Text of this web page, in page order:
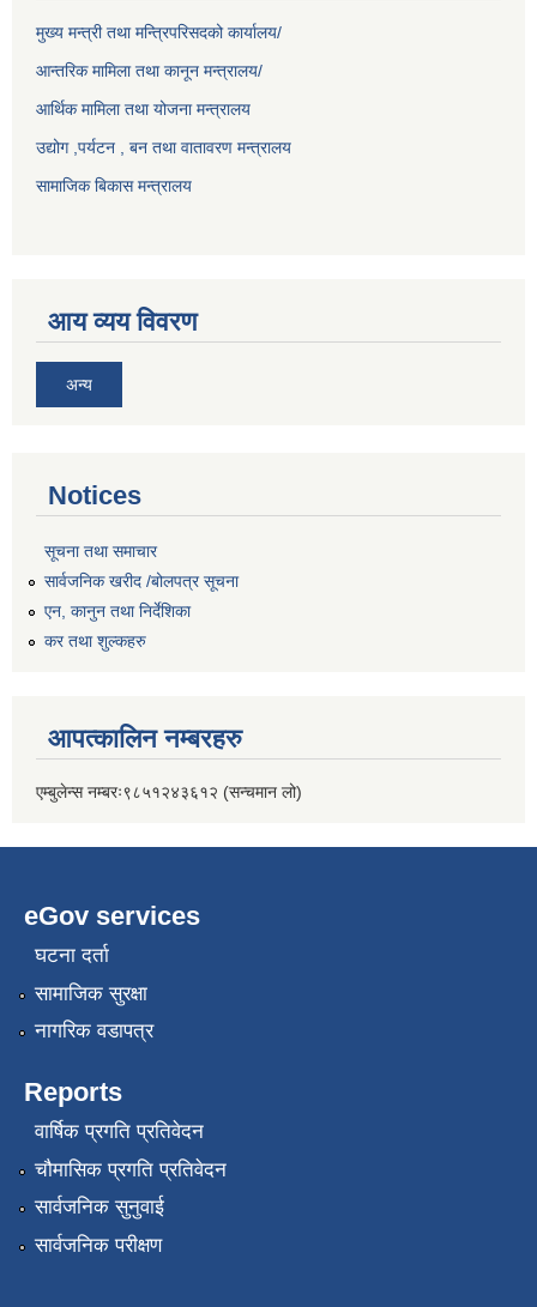
मुख्य मन्त्री तथा मन्त्रिपरिसदको कार्यालय/
आन्तरिक मामिला तथा कानून मन्त्रालय/
आर्थिक मामिला तथा योजना मन्त्रालय
उद्योग ,पर्यटन , बन तथा वातावरण मन्त्रालय
सामाजिक बिकास मन्त्रालय
आय व्यय विवरण
अन्य
Notices
सूचना तथा समाचार
सार्वजनिक खरीद /बोलपत्र सूचना
एन, कानुन तथा निर्देशिका
कर तथा शुल्कहरु
आपत्कालिन नम्बरहरु
एम्बुलेन्स नम्बरः९८५१२४३६१२ (सन्चमान लो)
eGov services
घटना दर्ता
सामाजिक सुरक्षा
नागरिक वडापत्र
Reports
वार्षिक प्रगति प्रतिवेदन
चौमासिक प्रगति प्रतिवेदन
सार्वजनिक सुनुवाई
सार्वजनिक परीक्षण